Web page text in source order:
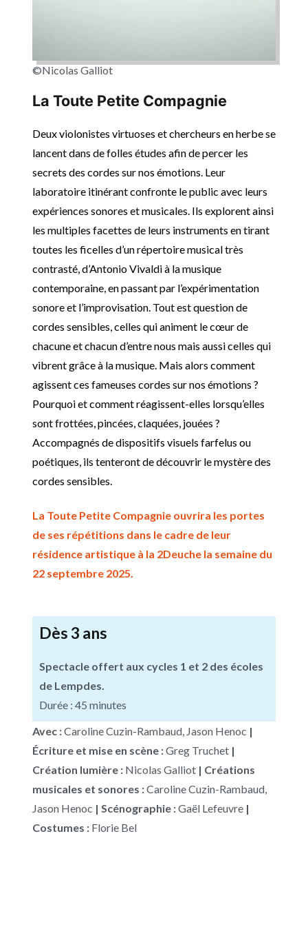
©Nicolas Galliot
La Toute Petite Compagnie
Deux violonistes virtuoses et chercheurs en herbe se
lancent dans de folles études afin de percer les
secrets des cordes sur nos émotions. Leur
laboratoire itinérant confronte le public avec leurs
expériences sonores et musicales. Ils explorent ainsi
les multiples facettes de leurs instruments en tirant
toutes les ficelles d’un répertoire musical très
contrasté, d’Antonio Vivaldi à la musique
contemporaine, en passant par l’expérimentation
sonore et l’improvisation. Tout est question de
cordes sensibles, celles qui animent le cœur de
chacune et chacun d’entre nous mais aussi celles qui
vibrent grâce à la musique. Mais alors comment
agissent ces fameuses cordes sur nos émotions ?
Pourquoi et comment réagissent-elles lorsqu’elles
sont frottées, pincées, claquées, jouées ?
Accompagnés de dispositifs visuels farfelus ou
poétiques, ils tenteront de découvrir le mystère des
cordes sensibles.
La Toute Petite Compagnie ouvrira les portes
de ses répétitions dans le cadre de leur
résidence artistique à la 2Deuche la semaine du
22 septembre 2025.
Dès 3 ans
Spectacle offert aux cycles 1 et 2 des écoles
de Lempdes.
Durée : 45 minutes
Avec :Caroline Cuzin-Rambaud, Jason Henoc |
Écriture et mise en scène :Greg Truchet |
Création lumière : Nicolas Galliot | Créations
musicales et sonores :Caroline Cuzin-Rambaud,
Jason Henoc | Scénographie :Gaël Lefeuvre |
Costumes : Florie Bel